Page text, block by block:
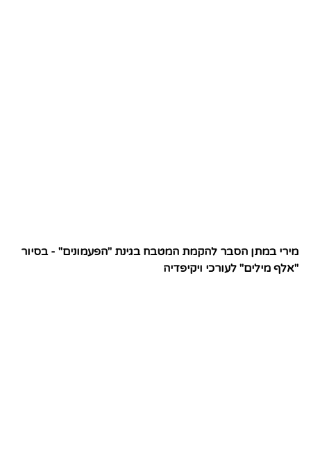
מירי במתן הסבר להקמת המטבח בגינת "הפעמונים" - בסיור
"אלף מילים" לעורכי ויקיפדיה